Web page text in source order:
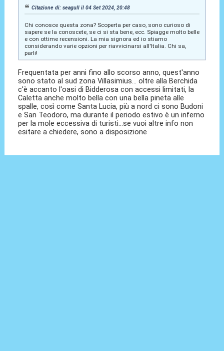
Citazione di: seagull il 04 Set 2024, 20:48
Chi conosce questa zona? Scoperta per caso, sono curioso di
sapere se la conoscete, se ci si sta bene, ecc. Spiagge molto belle
e con ottime recensioni. La mia signora ed io stiamo
considerando varie opzioni per riavvicinarsi all'Italia. Chi sa,
parli!
Frequentata per anni fino allo scorso anno, quest'anno
sono stato al sud zona Villasimius... oltre alla Berchida
c'è accanto l'oasi di Bidderosa con accessi limitati, la
Caletta anche molto bella con una bella pineta alle
spalle, così come Santa Lucia, più a nord ci sono Budoni
e San Teodoro, ma durante il periodo estivo è un inferno
per la mole eccessiva di turisti...se vuoi altre info non
esitare a chiedere, sono a disposizione